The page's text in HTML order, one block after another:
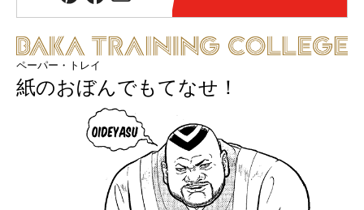
ペーパー・トレイ
紙のおぼんでもてなせ！